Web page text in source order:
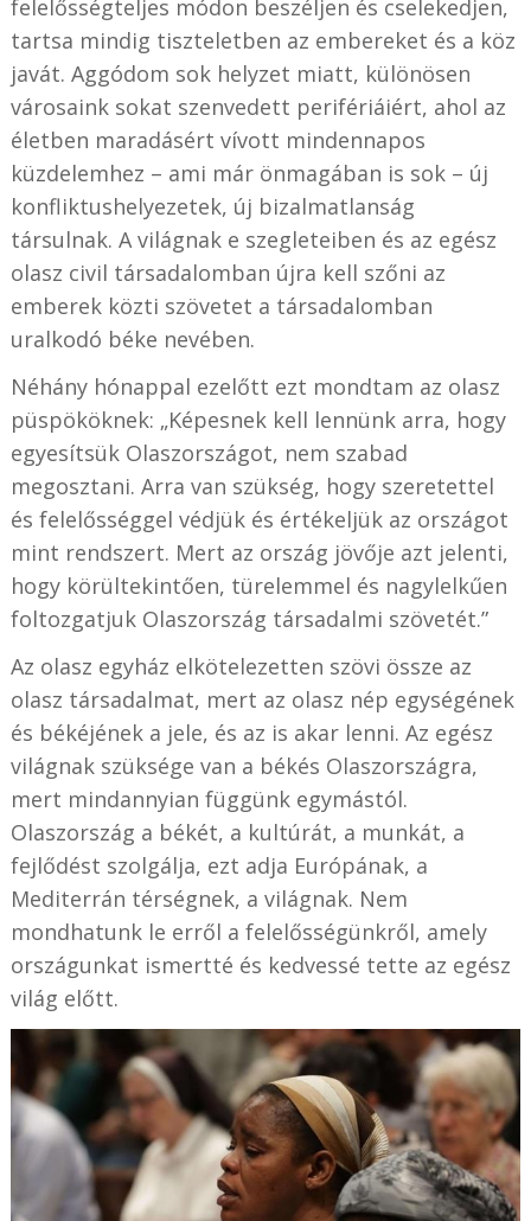
felelősségteljes módon beszéljen és cselekedjen,
tartsa mindig tiszteletben az embereket és a köz
javát. Aggódom sok helyzet miatt, különösen
városaink sokat szenvedett perifériáiért, ahol az
életben maradásért vívott mindennapos
küzdelemhez – ami már önmagában is sok – új
konfliktushelyezetek, új bizalmatlanság
társulnak. A világnak e szegleteiben és az egész
olasz civil társadalomban újra kell szőni az
emberek közti szövetet a társadalomban
uralkodó béke nevében.
Néhány hónappal ezelőtt ezt mondtam az olasz
püspököknek: „Képesnek kell lennünk arra, hogy
egyesítsük Olaszországot, nem szabad
megosztani. Arra van szükség, hogy szeretettel
és felelősséggel védjük és értékeljük az országot
mint rendszert. Mert az ország jövője azt jelenti,
hogy körültekintően, türelemmel és nagylelkűen
foltozgatjuk Olaszország társadalmi szövetét.”
Az olasz egyház elkötelezetten szövi össze az
olasz társadalmat, mert az olasz nép egységének
és békéjének a jele, és az is akar lenni. Az egész
világnak szüksége van a békés Olaszországra,
mert mindannyian függünk egymástól.
Olaszország a békét, a kultúrát, a munkát, a
fejlődést szolgálja, ezt adja Európának, a
Mediterrán térségnek, a világnak. Nem
mondhatunk le erről a felelősségünkről, amely
országunkat ismertté és kedvessé tette az egész
világ előtt.